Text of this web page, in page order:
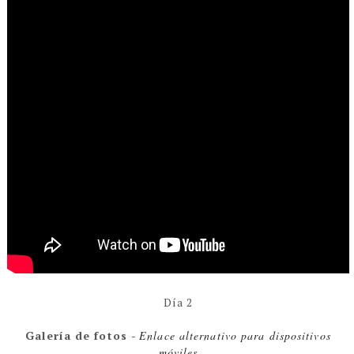
Día 2
Galería de fotos -Enlace alternativo para dispositivos